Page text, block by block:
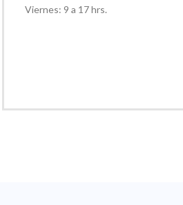
Viernes: 9 a 17 hrs.